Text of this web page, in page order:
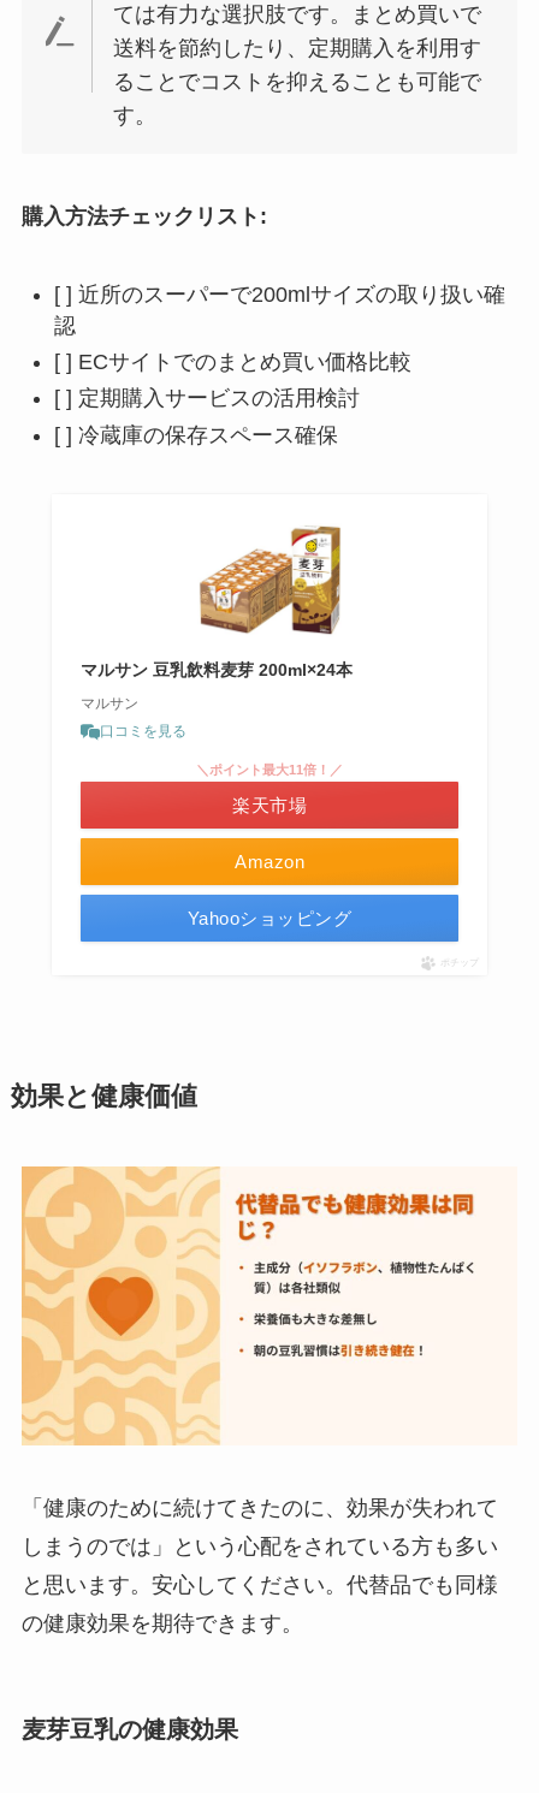
ては有力な選択肢です。まとめ買いで
送料を節約したり、定期購入を利用す
ることでコストを抑えることも可能で
す。
購入方法チェックリスト:
[ ] 近所のスーパーで200mlサイズの取り扱い確
認
[ ] ECサイトでのまとめ買い価格比較
[ ] 定期購入サービスの活用検討
[ ] 冷蔵庫の保存スペース確保
マルサン 豆乳飲料麦芽 200ml×24本
マルサン
口コミを見る
Amazon
＼ポイント最大11倍！／
楽天市場
Yahooショッピング
ポチップ
効果と健康価値
「健康のために続けてきたのに、効果が失われて
しまうのでは」という心配をされている方も多い
と思います。安心してください。代替品でも同様
の健康効果を期待できます。
麦芽豆乳の健康効果